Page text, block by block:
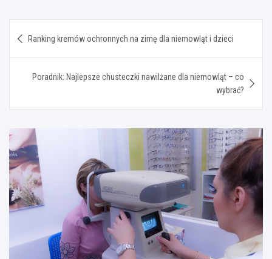
wpisu
Ranking kremów ochronnych na zimę dla niemowląt i dzieci
Poradnik: Najlepsze chusteczki nawilżane dla niemowląt – co
wybrać?